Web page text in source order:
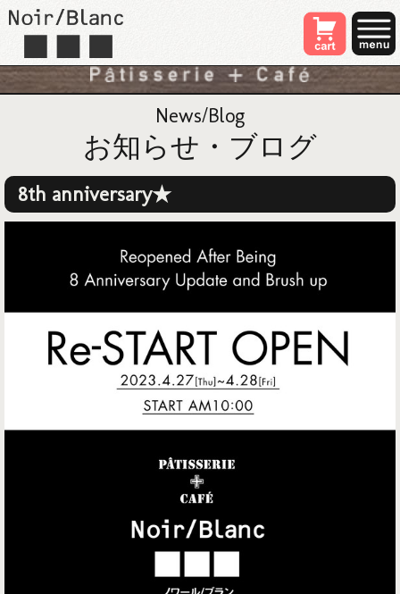
News/Blog
お知らせ・ブログ
8th anniversary★